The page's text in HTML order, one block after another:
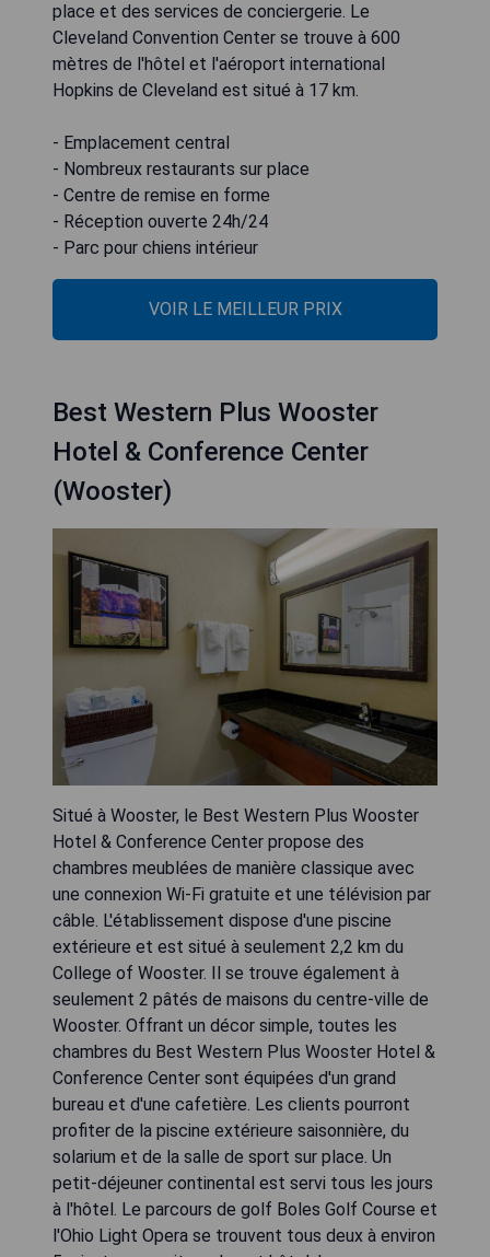
place et des services de conciergerie. Le
Cleveland Convention Center se trouve à 600
mètres de l'hôtel et l'aéroport international
Hopkins de Cleveland est situé à 17 km.
- Emplacement central
- Nombreux restaurants sur place
- Centre de remise en forme
- Réception ouverte 24h/24
- Parc pour chiens intérieur
VOIR LE MEILLEUR PRIX
Best Western Plus Wooster
Hotel & Conference Center
(Wooster)
Situé à Wooster, le Best Western Plus Wooster
Hotel & Conference Center propose des
chambres meublées de manière classique avec
une connexion Wi-Fi gratuite et une télévision par
câble. L'établissement dispose d'une piscine
extérieure et est situé à seulement 2,2 km du
College of Wooster. Il se trouve également à
seulement 2 pâtés de maisons du centre-ville de
Wooster. Offrant un décor simple, toutes les
chambres du Best Western Plus Wooster Hotel &
Conference Center sont équipées d'un grand
bureau et d'une cafetière. Les clients pourront
profiter de la piscine extérieure saisonnière, du
solarium et de la salle de sport sur place. Un
petit-déjeuner continental est servi tous les jours
à l'hôtel. Le parcours de golf Boles Golf Course et
l'Ohio Light Opera se trouvent tous deux à environ